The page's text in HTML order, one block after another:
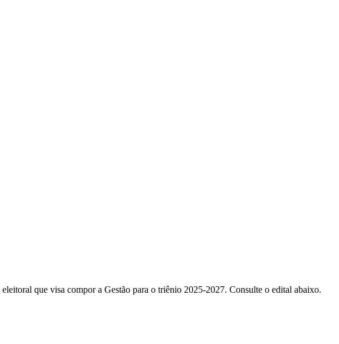
que visa compor a Gestão para o triênio 2025-2027. Consulte o edital abaixo.